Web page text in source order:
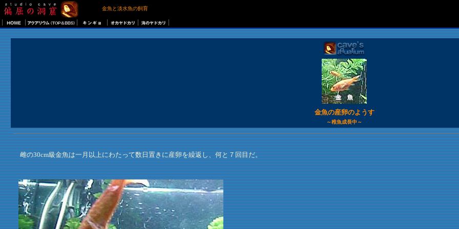
金魚と淡水魚の飼育
金魚の産卵のようす
～稚魚成長中～
雌の30cm級金魚は一月以上にわたって数日置きに産卵を繰返し、何と７回目だ。